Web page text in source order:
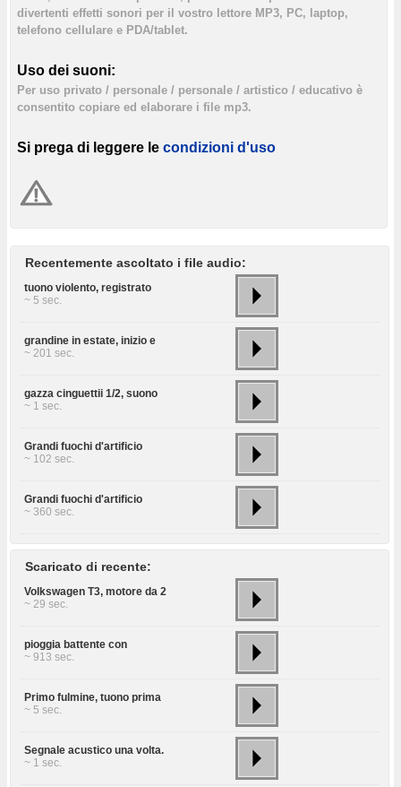
divertenti effetti sonori per il vostro lettore MP3, PC, laptop,
telefono cellulare e PDA/tablet.
Uso dei suoni:
Per uso privato / personale / personale / artistico / educativo è
consentito copiare ed elaborare i file mp3.
Si prega di leggere le condizioni d'uso
Recentemente ascoltato i file audio:
tuono violento, registrato
~ 5 sec.
grandine in estate, inizio e
~ 201 sec.
gazza cinguettii 1/2, suono
~ 1 sec.
Grandi fuochi d'artificio
~ 102 sec.
Grandi fuochi d'artificio
~ 360 sec.
Scaricato di recente:
Volkswagen T3, motore da 2
~ 29 sec.
pioggia battente con
~ 913 sec.
Primo fulmine, tuono prima
~ 5 sec.
Segnale acustico una volta.
~ 1 sec.